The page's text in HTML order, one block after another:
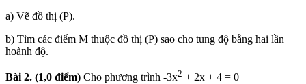
a) Vẽ đồ thị (P).
b) Tìm các điểm M thuộc đồ thị (P) sao cho tung độ bằng hai lần
hoành độ.
Bài 2. (1,0 điểm) Cho phương trình -3x2 + 2x + 4 = 0